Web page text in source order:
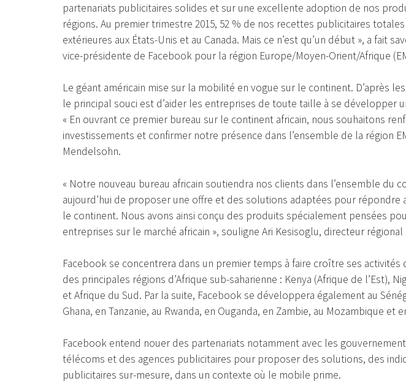
partenariats publicitaires solides et sur une excellente adoption de nos
régions. Au premier trimestre 2015, 52 % de nos recettes publicitaires
extérieures aux États-Unis et au Canada. Mais ce n’est qu’un début », a fait
vice-présidente de Facebook pour la région Europe/Moyen-Orient/Afrique
Le géant américain mise sur la mobilité en vogue sur le continent. D’après
le principal souci est d’aider les entreprises de toute taille à se développer
« En ouvrant ce premier bureau sur le continent africain, nous souhaitons
investissements et confirmer notre présence dans l’ensemble de la région
Mendelsohn.
« Notre nouveau bureau africain soutiendra nos clients dans l’ensemble du
aujourd’hui de proposer une offre et des solutions adaptées pour répondre
le continent. Nous avons ainsi conçu des produits spécialement pensées
entreprises sur le marché africain », souligne Ari Kesisoglu, directeur régional
Facebook se concentrera dans un premier temps à faire croître ses activités
des principales régions d’Afrique sub-saharienne : Kenya (Afrique de l’Est),
et Afrique du Sud. Par la suite, Facebook se développera également au
Ghana, en Tanzanie, au Rwanda, en Ouganda, en Zambie, au Mozambique et
Facebook entend nouer des partenariats notamment avec les
télécoms et des agences publicitaires pour proposer des solutions, des
publicitaires sur-mesure, dans un contexte où le mobile prime.